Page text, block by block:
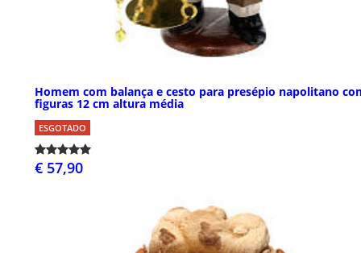
Homem com balança e cesto para presépio napolitano
figuras 12 cm altura média
ESGOTADO
€ 57,90